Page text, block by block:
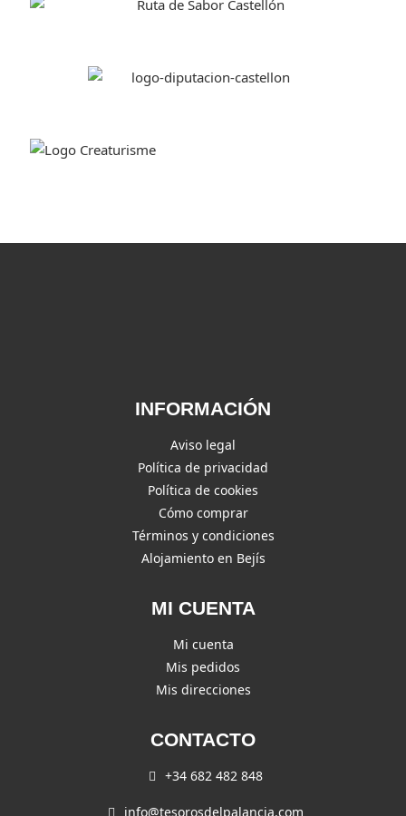
INFORMACIÓN
Aviso legal
Política de privacidad
Política de cookies
Cómo comprar
Términos y condiciones
Alojamiento en Bejís
MI CUENTA
Mi cuenta
Mis pedidos
Mis direcciones
CONTACTO
+34 682 482 848
info@tesorosdelpalancia.com